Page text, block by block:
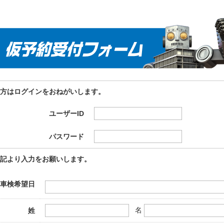
はログインをおねがいします。
ユーザーID
パスワード
より入力をお願いします。
車検希望日
姓 名